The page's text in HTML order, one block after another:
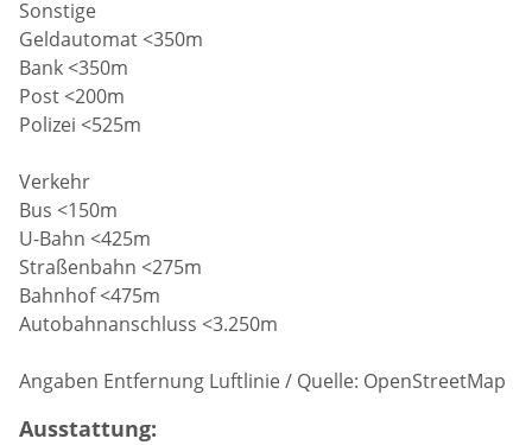
Sonstige
Geldautomat <350m
Bank <350m
Post <200m
Polizei <525m
Verkehr
Bus <150m
U-Bahn <425m
Straßenbahn <275m
Bahnhof <475m
Autobahnanschluss <3.250m
Angaben Entfernung Luftlinie / Quelle: OpenStreetMap
Ausstattung: